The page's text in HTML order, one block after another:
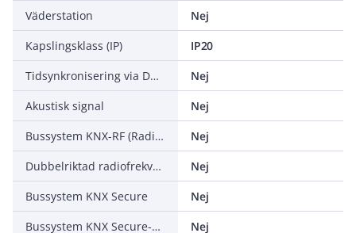
Väderstation
Nej
Kapslingsklass (IP)
IP20
Tidsynkronisering via DCF77
Nej
Akustisk signal
Nej
Bussystem KNX-RF (Radiofrekvens)
Nej
Dubbelriktad radiofrekvens
Nej
Bussystem KNX Secure
Nej
Bussystem KNX Secure-RF (Radiofrekvens)
Nej